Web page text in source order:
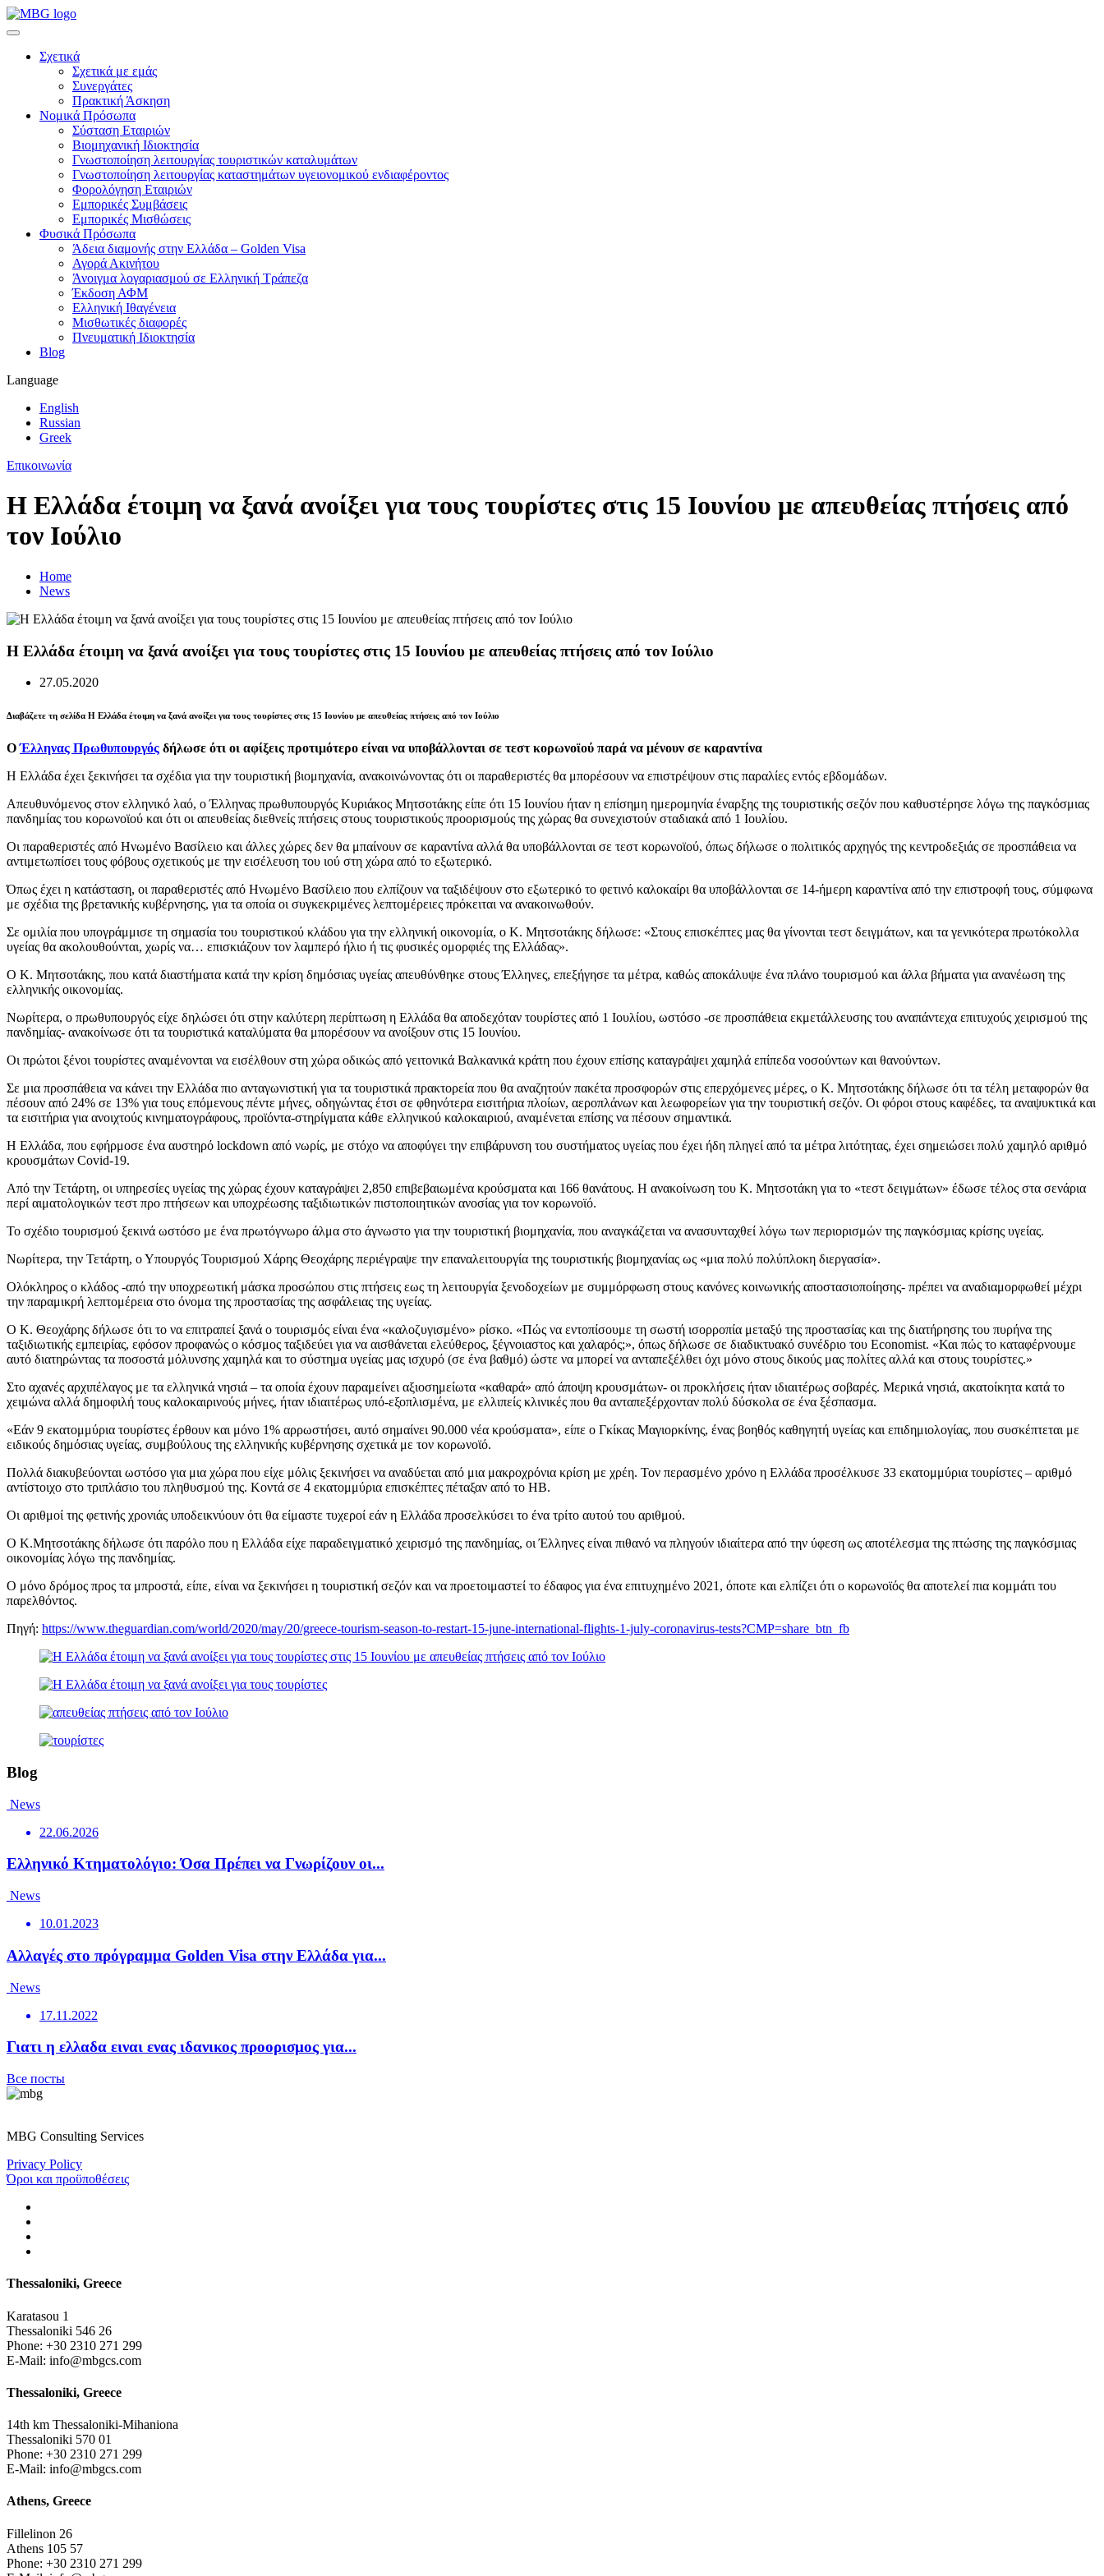
Σχετικά
Σχετικά με εμάς
Συνεργάτες
Πρακτική Άσκηση
Νομικά Πρόσωπα
Σύσταση Εταιριών
Βιομηχανική Ιδιοκτησία
Γνωστοποίηση λειτουργίας τουριστικών καταλυμάτων
Γνωστοποίηση λειτουργίας καταστημάτων υγειονομικού ενδιαφέροντος
Φορολόγηση Εταιριών
Εμπορικές Συμβάσεις
Εμπορικές Μισθώσεις
Φυσικά Πρόσωπα
Άδεια διαμονής στην Ελλάδα – Golden Visa
Αγορά Ακινήτου
Άνοιγμα λογαριασμού σε Ελληνική Τράπεζα
Έκδοση ΑΦΜ
Ελληνική Ιθαγένεια
Μισθωτικές διαφορές
Πνευματική Ιδιοκτησία
Blog
Language
English
Russian
Greek
Επικοινωνία
Η Ελλάδα έτοιμη να ξανά ανοίξει για τους τουρίστες στις 15 Ιουνίου με απευθείας πτήσεις από
τον Ιούλιο
Home
News
Η Ελλάδα έτοιμη να ξανά ανοίξει για τους τουρίστες στις 15 Ιουνίου με απευθείας πτήσεις από τον Ιούλιο
27.05.2020
Διαβάζετε τη σελίδα Η Ελλάδα έτοιμη να ξανά ανοίξει για τους τουρίστες στις 15 Ιουνίου με απευθείας πτήσεις από τον Ιούλιο
ΟΈλληνας Πρωθυπουργός δήλωσε ότι οι αφίξεις προτιμότερο είναι να υποβάλλονται σε τεστ κορωνοϊού παρά να μένουν σε καραντίνα
Η Ελλάδα έχει ξεκινήσει τα σχέδια για την τουριστική βιομηχανία, ανακοινώνοντας ότι οι παραθεριστές θα μπορέσουν να επιστρέψουν στις παραλίες εντός εβδομάδων.
Απευθυνόμενος στον ελληνικό λαό, ο Έλληνας πρωθυπουργός Κυριάκος Μητσοτάκης είπε ότι 15 Ιουνίου ήταν η επίσημη ημερομηνία έναρξης της τουριστικής σεζόν που καθυστέρησε λόγω της παγκόσμιας
πανδημίας του κορωνοϊού και ότι οι απευθείας διεθνείς πτήσεις στους τουριστικούς προορισμούς της χώρας θα συνεχιστούν σταδιακά από 1 Ιουλίου.
Οι παραθεριστές από Ηνωμένο Βασίλειο και άλλες χώρες δεν θα μπαίνουν σε καραντίνα αλλά θα υποβάλλονται σε τεστ κορωνοϊού, όπως δήλωσε ο πολιτικός αρχηγός της κεντροδεξιάς σε προσπάθεια να
αντιμετωπίσει τους φόβους σχετικούς με την εισέλευση του ιού στη χώρα από το εξωτερικό.
Όπως έχει η κατάσταση, οι παραθεριστές από Ηνωμένο Βασίλειο που ελπίζουν να ταξιδέψουν στο εξωτερικό το φετινό καλοκαίρι θα υποβάλλονται σε 14-ήμερη καραντίνα από την επιστροφή τους, σύμφωνα
με σχέδια της βρετανικής κυβέρνησης, για τα οποία οι συγκεκριμένες λεπτομέρειες πρόκειται να ανακοινωθούν.
Σε ομιλία που υπογράμμισε τη σημασία του τουριστικού κλάδου για την ελληνική οικονομία, ο Κ. Μητσοτάκης δήλωσε: «Στους επισκέπτες μας θα γίνονται τεστ δειγμάτων, και τα γενικότερα πρωτόκολλα
υγείας θα ακολουθούνται, χωρίς να… επισκιάζουν τον λαμπερό ήλιο ή τις φυσικές ομορφιές της Ελλάδας».
Ο Κ. Μητσοτάκης, που κατά διαστήματα κατά την κρίση δημόσιας υγείας απευθύνθηκε στους Έλληνες, επεξήγησε τα μέτρα, καθώς αποκάλυψε ένα πλάνο τουρισμού και άλλα βήματα για ανανέωση της
ελληνικής οικονομίας.
Νωρίτερα, ο πρωθυπουργός είχε δηλώσει ότι στην καλύτερη περίπτωση η Ελλάδα θα αποδεχόταν τουρίστες από 1 Ιουλίου, ωστόσο -σε προσπάθεια εκμετάλλευσης του αναπάντεχα επιτυχούς χειρισμού της
πανδημίας- ανακοίνωσε ότι τα τουριστικά καταλύματα θα μπορέσουν να ανοίξουν στις 15 Ιουνίου.
Οι πρώτοι ξένοι τουρίστες αναμένονται να εισέλθουν στη χώρα οδικώς από γειτονικά Βαλκανικά κράτη που έχουν επίσης καταγράψει χαμηλά επίπεδα νοσούντων και θανούντων.
Σε μια προσπάθεια να κάνει την Ελλάδα πιο ανταγωνιστική για τα τουριστικά πρακτορεία που θα αναζητούν πακέτα προσφορών στις επερχόμενες μέρες, ο Κ. Μητσοτάκης δήλωσε ότι τα τέλη μεταφορών θα
πέσουν από 24% σε 13% για τους επόμενους πέντε μήνες, οδηγώντας έτσι σε φθηνότερα εισιτήρια πλοίων, αεροπλάνων και λεωφορείων για την τουριστική σεζόν. Οι φόροι στους καφέδες, τα αναψυκτικά και
τα εισιτήρια για ανοιχτούς κινηματογράφους, προϊόντα-στηρίγματα κάθε ελληνικού καλοκαιριού, αναμένεται επίσης να πέσουν σημαντικά.
Η Ελλάδα, που εφήρμοσε ένα αυστηρό lockdown από νωρίς, με στόχο να αποφύγει την επιβάρυνση του συστήματος υγείας που έχει ήδη πληγεί από τα μέτρα λιτότητας, έχει σημειώσει πολύ χαμηλό αριθμό
κρουσμάτων Covid-19.
Από την Τετάρτη, οι υπηρεσίες υγείας της χώρας έχουν καταγράψει 2,850 επιβεβαιωμένα κρούσματα και 166 θανάτους. Η ανακοίνωση του Κ. Μητσοτάκη για το «τεστ δειγμάτων» έδωσε τέλος στα σενάρια
περί αιματολογικών τεστ προ πτήσεων και υποχρέωσης ταξιδιωτικών πιστοποιητικών ανοσίας για τον κορωνοϊό.
Το σχέδιο τουρισμού ξεκινά ωστόσο με ένα πρωτόγνωρο άλμα στο άγνωστο για την τουριστική βιομηχανία, που αναγκάζεται να ανασυνταχθεί λόγω των περιορισμών της παγκόσμιας κρίσης υγείας.
Νωρίτερα, την Τετάρτη, ο Υπουργός Τουρισμού Χάρης Θεοχάρης περιέγραψε την επαναλειτουργία της τουριστικής βιομηχανίας ως «μια πολύ πολύπλοκη διεργασία».
Ολόκληρος ο κλάδος -από την υποχρεωτική μάσκα προσώπου στις πτήσεις εως τη λειτουργία ξενοδοχείων με συμμόρφωση στους κανόνες κοινωνικής αποστασιοποίησης- πρέπει να αναδιαμορφωθεί μέχρι
την παραμικρή λεπτομέρεια στο όνομα της προστασίας της ασφάλειας της υγείας.
Ο Κ. Θεοχάρης δήλωσε ότι το να επιτραπεί ξανά ο τουρισμός είναι ένα «καλοζυγισμένο» ρίσκο. «Πώς να εντοπίσουμε τη σωστή ισορροπία μεταξύ της προστασίας και της διατήρησης του πυρήνα της
ταξιδιωτικής εμπειρίας, εφόσον προφανώς ο κόσμος ταξιδεύει για να αισθάνεται ελεύθερος, ξέγνοιαστος και χαλαρός;», όπως δήλωσε σε διαδικτυακό συνέδριο του Economist. «Και πώς το καταφέρνουμε
αυτό διατηρώντας τα ποσοστά μόλυνσης χαμηλά και το σύστημα υγείας μας ισχυρό (σε ένα βαθμό) ώστε να μπορεί να ανταπεξέλθει όχι μόνο στους δικούς μας πολίτες αλλά και στους τουρίστες.»
Στο αχανές αρχιπέλαγος με τα ελληνικά νησιά – τα οποία έχουν παραμείνει αξιοσημείωτα «καθαρά» από άποψη κρουσμάτων- οι προκλήσεις ήταν ιδιαιτέρως σοβαρές. Μερικά νησιά, ακατοίκητα κατά το
χειμώνα αλλά δημοφιλή τους καλοκαιρινούς μήνες, ήταν ιδιαιτέρως υπό-εξοπλισμένα, με ελλιπείς κλινικές που θα ανταπεξέρχονταν πολύ δύσκολα σε ένα ξέσπασμα.
«Εάν 9 εκατομμύρια τουρίστες έρθουν και μόνο 1% αρρωστήσει, αυτό σημαίνει 90.000 νέα κρούσματα», είπε ο Γκίκας Μαγιορκίνης, ένας βοηθός καθηγητή υγείας και επιδημιολογίας, που συσκέπτεται με
ειδικούς δημόσιας υγείας, συμβούλους της ελληνικής κυβέρνησης σχετικά με τον κορωνοϊό.
Πολλά διακυβεύονται ωστόσο για μια χώρα που είχε μόλις ξεκινήσει να αναδύεται από μια μακροχρόνια κρίση με χρέη. Τον περασμένο χρόνο η Ελλάδα προσέλκυσε 33 εκατομμύρια τουρίστες – αριθμό
αντίστοιχο στο τριπλάσιο του πληθυσμού της. Κοντά σε 4 εκατομμύρια επισκέπτες πέταξαν από το ΗΒ.
Οι αριθμοί της φετινής χρονιάς υποδεικνύουν ότι θα είμαστε τυχεροί εάν η Ελλάδα προσελκύσει το ένα τρίτο αυτού του αριθμού.
Ο Κ.Μητσοτάκης δήλωσε ότι παρόλο που η Ελλάδα είχε παραδειγματικό χειρισμό της πανδημίας, οι Έλληνες είναι πιθανό να πληγούν ιδιαίτερα από την ύφεση ως αποτέλεσμα της πτώσης της παγκόσμιας
οικονομίας λόγω της πανδημίας.
Ο μόνο δρόμος προς τα μπροστά, είπε, είναι να ξεκινήσει η τουριστική σεζόν και να προετοιμαστεί το έδαφος για ένα επιτυχημένο 2021, όποτε και ελπίζει ότι ο κορωνοϊός θα αποτελεί πια κομμάτι του
παρελθόντος.
Πηγή: https://www.theguardian.com/world/2020/may/20/greece-tourism-season-to-restart-15-june-international-flights-1-july-coronavirus-tests?CMP=share_btn_fb
Blog
News
22.06.2026
Ελληνικό Κτηματολόγιο: Όσα Πρέπει να Γνωρίζουν οι...
News
10.01.2023
Αλλαγές στο πρόγραμμα Golden Visa στην Ελλάδα για...
News
17.11.2022
Γιατι η ελλαδα ειναι ενας ιδανικος προορισμος για...
Все посты
MBG Consulting Services
Privacy Policy
Όροι και προϋποθέσεις
Thessaloniki, Greece
Karatasou 1
Thessaloniki 546 26
Phone: +30 2310 271 299
E-Mail: info@mbgcs.com
Thessaloniki, Greece
14th km Thessaloniki-Mihaniona
Thessaloniki 570 01
Phone: +30 2310 271 299
E-Mail: info@mbgcs.com
Athens, Greece
Fillelinon 26
Athens 105 57
Phone: +30 2310 271 299